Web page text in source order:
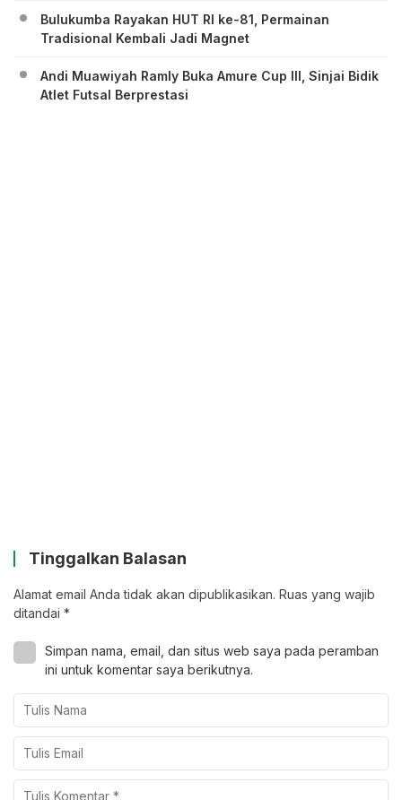
Bulukumba Rayakan HUT RI ke-81, Permainan
Tradisional Kembali Jadi Magnet
Andi Muawiyah Ramly Buka Amure Cup III, Sinjai Bidik
Atlet Futsal Berprestasi
Tinggalkan Balasan
Alamat email Anda tidak akan dipublikasikan. Ruas yang wajib
ditandai *
Simpan nama, email, dan situs web saya pada peramban
ini untuk komentar saya berikutnya.